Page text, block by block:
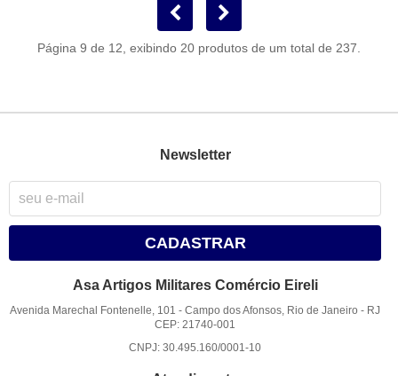
Página 9 de 12, exibindo 20 produtos de um total de 237.
Newsletter
CADASTRAR
Asa Artigos Militares Comércio Eireli
Avenida Marechal Fontenelle, 101 -Campo dos Afonsos, Rio de Janeiro - RJ
CEP: 21740-001
CNPJ: 30.495.160/0001-10